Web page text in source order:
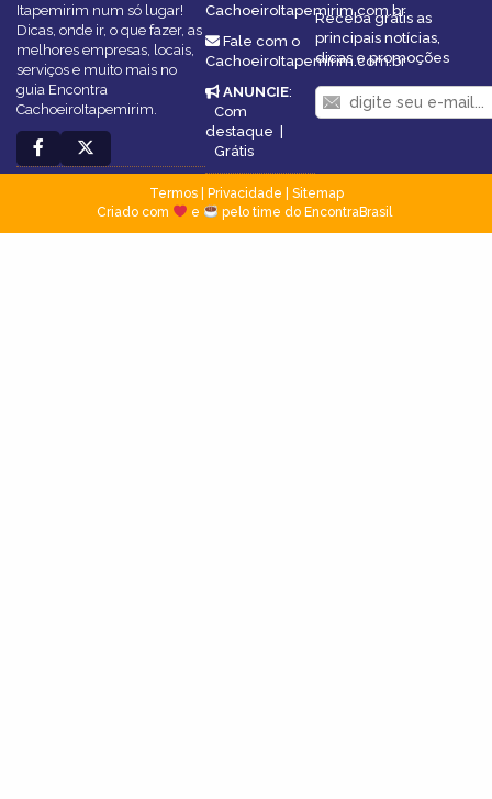
Itapemirim num só lugar!
Dicas, onde ir, o que fazer, as
melhores empresas, locais,
serviços e muito mais no
guia Encontra
CachoeiroItapemirim.
CachoeiroItapemirim.com.br
Fale com o
CachoeiroItapemirim.com.br
ANUNCIE:
Com
destaque |
Grátis
Receba grátis as
principais notícias,
dicas e promoções
Termos| Privacidade
Sitemap
Criado com
e pelo time do EncontraBrasil